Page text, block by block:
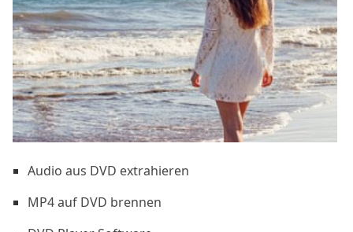
Audio aus DVD extrahieren
MP4 auf DVD brennen